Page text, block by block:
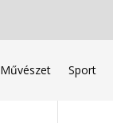
Művészet Sport